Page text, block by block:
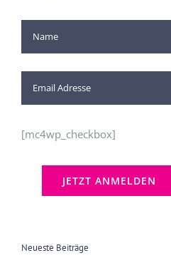
[mc4wp_checkbox]
Neueste Beiträge